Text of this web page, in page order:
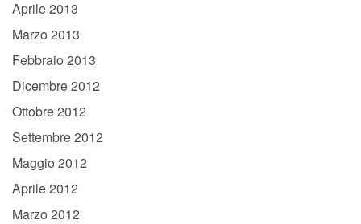
Aprile 2013
Marzo 2013
Febbraio 2013
Dicembre 2012
Ottobre 2012
Settembre 2012
Maggio 2012
Aprile 2012
Marzo 2012